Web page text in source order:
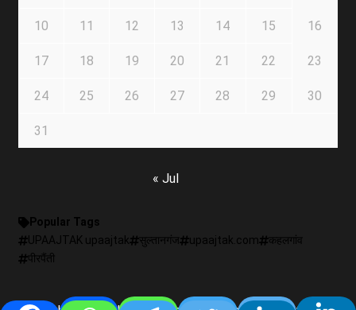
10 11 12 13 14 15 16
17 18 19 20 21 22 23
24 25 26 27 28 29 30
31
« Jul
Popular Tags
UPAAJTAK upaajtak
सुल्तानगंज upaajtak.com
कहलगांव
पीरपैंती